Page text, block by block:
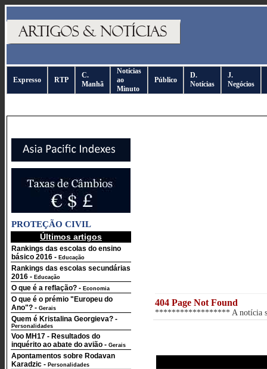
Expresso RTP
C.
Manhã
Notícias
ao
Minuto
Público
D.
Notícias
J.
Negócios
PROTEÇÃO CIVIL
Últimos artigos
Rankings das escolas do ensino
básico 2016 - Educação
Rankings das escolas secundárias
2016 - Educação
O que é a reflação? - Economia
O que é o prémio "Europeu do
Ano"? - Gerais
Quem é Kristalina Georgieva? -
Personalidades
Voo MH17 - Resultados do
inquérito ao abate do avião - Gerais
Apontamentos sobre Rodavan
Karadzic - Personalidades
404 Page Not Found
****************** A notícia